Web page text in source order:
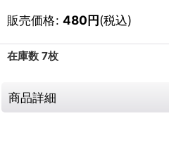
販売価格: 480円(税込)
在庫数 7枚
商品詳細